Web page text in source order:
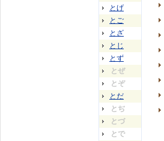
とげ
とご
とざ
とじ
とず
とぜ
とぞ
とだ
とぢ
とづ
とで